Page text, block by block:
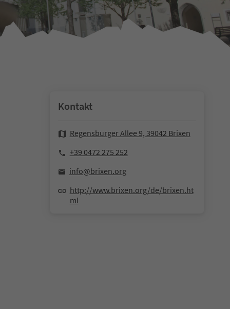
Kontakt
Regensburger Allee 9, 39042 Brixen
+39 0472 275 252
info@brixen.org
http://www.brixen.org/de/brixen.ht
ml